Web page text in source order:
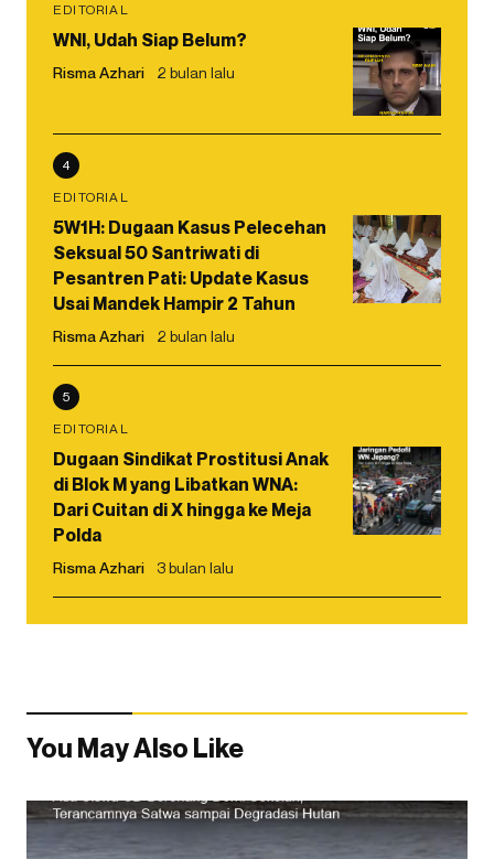
EDITORIAL
WNI, Udah Siap Belum?
Risma Azhari 2 bulan lalu
4
EDITORIAL
5W1H: Dugaan Kasus Pelecehan
Seksual 50 Santriwati di
Pesantren Pati: Update Kasus
Usai Mandek Hampir 2 Tahun
Risma Azhari 2 bulan lalu
5
EDITORIAL
Dugaan Sindikat Prostitusi Anak
di Blok M yang Libatkan WNA:
Dari Cuitan di X hingga ke Meja
Polda
Risma Azhari 3 bulan lalu
You May Also Like